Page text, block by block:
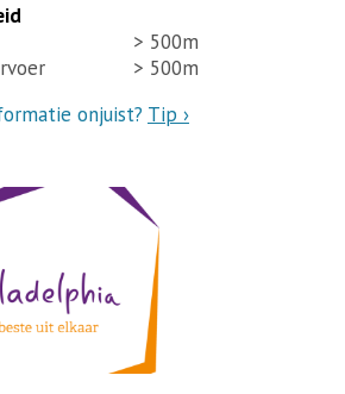
> 500m
> 500m
onjuist? Tip ›